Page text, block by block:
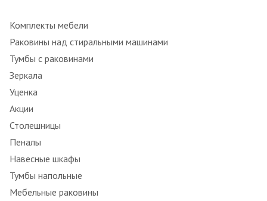
Комплекты мебели
Раковины над стиральными машинами
Тумбы с раковинами
Зеркала
Уценка
Акции
Столешницы
Пеналы
Навесные шкафы
Тумбы напольные
Мебельные раковины